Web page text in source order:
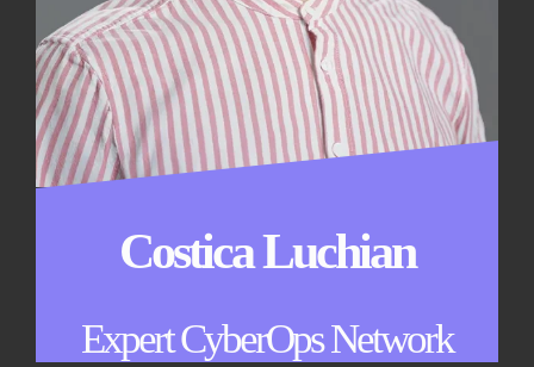
Costica Luchian
Expert CyberOps Network